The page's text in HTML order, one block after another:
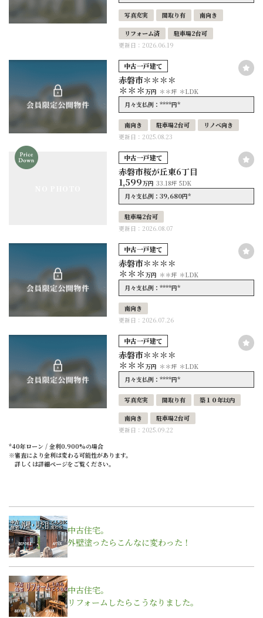
写真充実 間取り有 南向き
リフォーム済
駐車場2台可
更新日：2026.06.19
中古一戸建て
赤磐市＊＊＊＊
＊＊＊万円 ＊＊坪 ＊LDK
月々支払例：****円*
南向き 駐車場2台可
リノベ向き
更新日：2025.08.23
中古一戸建て
赤磐市桜が丘東6丁目
1,599万円 33.18坪 5DK
月々支払例：39,680円*
駐車場2台可
更新日：2026.08.07
中古一戸建て
赤磐市＊＊＊＊
＊＊＊万円 ＊＊坪 ＊LDK
月々支払例：****円*
南向き
更新日：2026.07.26
中古一戸建て
赤磐市＊＊＊＊
＊＊＊万円 ＊＊坪 ＊LDK
月々支払例：****円*
写真充実 間取り有 築１０年以内
南向き
駐車場2台可
更新日：2025.09.22
*40年ローン / 金利0.900%の場合
※審査により金利は変わる可能性があります。
詳しくは詳細ページをご覧ください。
中古住宅。
外壁塗ったらこんなに変わった！
中古住宅。
リフォームしたらこうなりました。